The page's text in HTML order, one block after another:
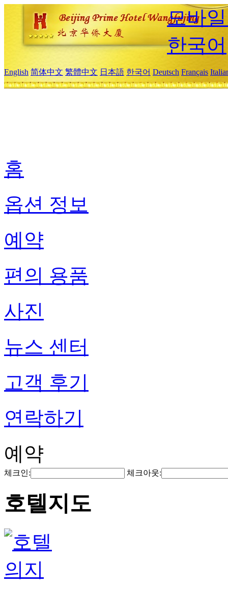
모바
한국어
English 简体中文 繁體中文 日本語 한국어 Deutsch Français
홈
옵션 정보
예약
편의 용품
사진
뉴스 센터
고객 후기
연락하기
예약
체크인: 체크아웃:
호텔지도